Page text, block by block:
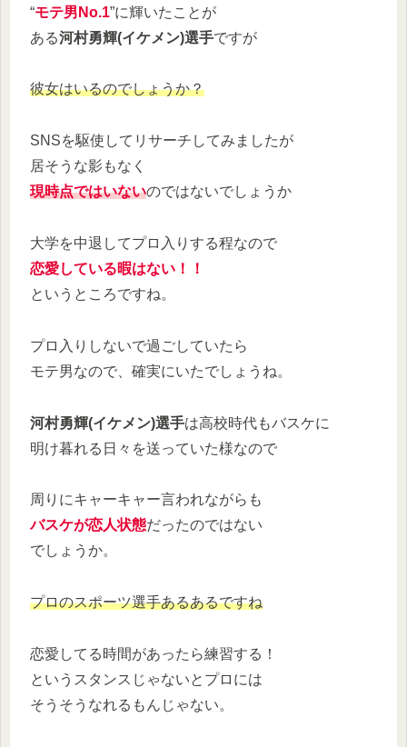
“モテ男No.1”に輝いたことが
ある河村勇輝(イケメン)選手ですが
彼女はいるのでしょうか？
SNSを駆使してリサーチしてみましたが
居そうな影もなく
現時点ではいないのではないでしょうか
大学を中退してプロ入りする程なので
恋愛している暇はない！！
というところですね。
プロ入りしないで過ごしていたら
モテ男なので、確実にいたでしょうね。
河村勇輝(イケメン)選手は高校時代もバスケに
明け暮れる日々を送っていた様なので
周りにキャーキャー言われながらも
バスケが恋人状態だったのではない
でしょうか。
プロのスポーツ選手あるあるですね
恋愛してる時間があったら練習する！
というスタンスじゃないとプロには
そうそうなれるもんじゃない。